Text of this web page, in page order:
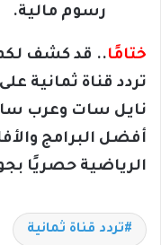
رسوم مالية.
ختامًا.. قد كشف
تردد قناة ثمانية
نايل سات وعرب
أفضل البرامج
الرياضية حصريًا
تردد قناة ثمانية